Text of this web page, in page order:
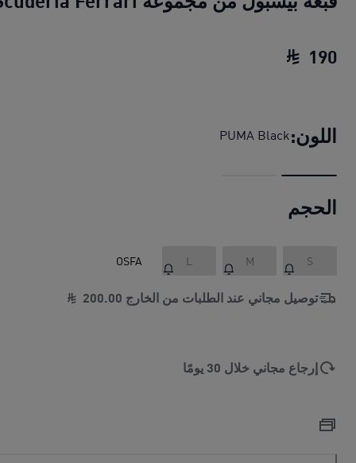
190
اللون:PUMA Black
الحجم
S
M
L
OSFA
توصيل مجاني عند الطلبات من الخارج 200.00
إرجاع مجاني خلال 30 يومًا